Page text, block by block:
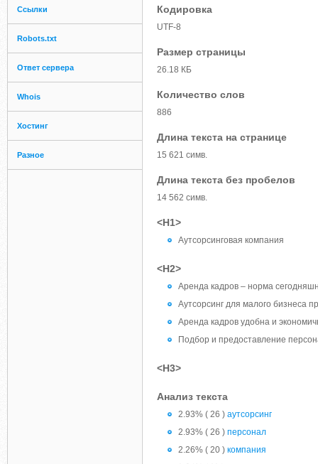
Ссылки
Robots.txt
Ответ сервера
Whois
Хостинг
Разное
Кодировка
UTF-8
Размер страницы
26.18 КБ
Количество слов
886
Длина текста на странице
15 621 симв.
Длина текста без пробелов
14 562 симв.
<H1>
Аутсорсинговая компания
<H2>
Аренда кадров – норма
Аутсорсинг для малого бизнеса
Аренда кадров удобна и
Подбор и предоставление
<H3>
Анализ текста
2.93% ( 26 ) аутсорсинг
2.93% ( 26 ) персонал
2.26% ( 20 ) компания